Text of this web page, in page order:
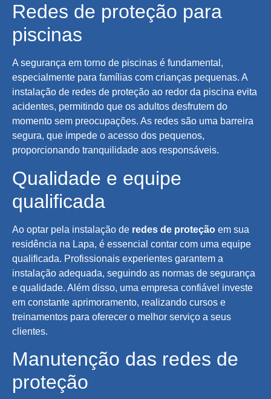
Redes de proteção para
piscinas
A segurança em torno de piscinas é fundamental,
especialmente para famílias com crianças pequenas. A
instalação de redes de proteção ao redor da piscina evita
acidentes, permitindo que os adultos desfrutem do
momento sem preocupações. As redes são uma barreira
segura, que impede o acesso dos pequenos,
proporcionando tranquilidade aos responsáveis.
Qualidade e equipe
qualificada
Ao optar pela instalação de redes de proteção em sua
residência na Lapa, é essencial contar com uma equipe
qualificada. Profissionais experientes garantem a
instalação adequada, seguindo as normas de segurança
e qualidade. Além disso, uma empresa confiável investe
em constante aprimoramento, realizando cursos e
treinamentos para oferecer o melhor serviço a seus
clientes.
Manutenção das redes de
proteção